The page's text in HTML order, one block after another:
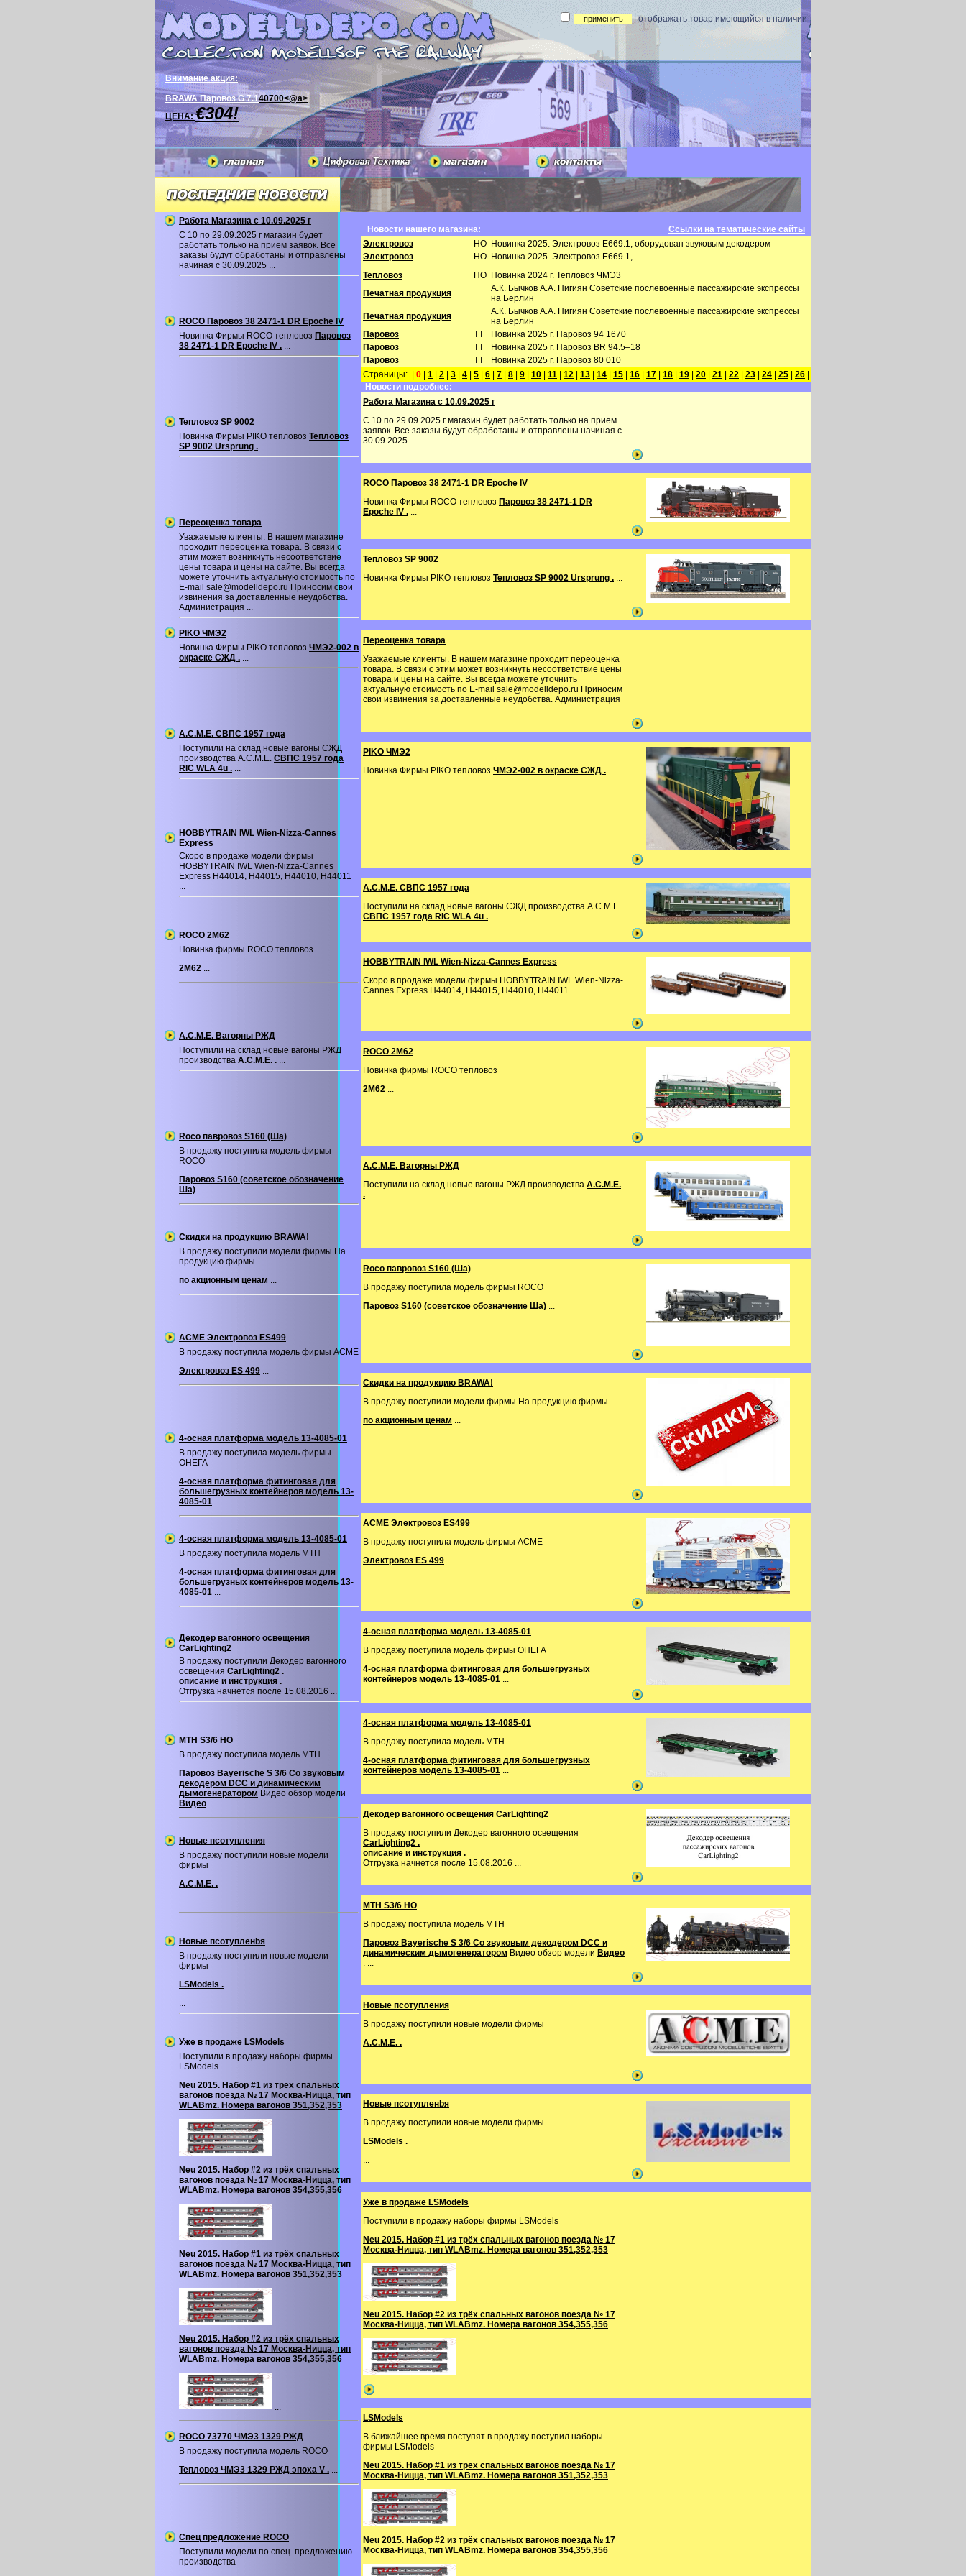
| отображать товар имеющийся в наличии
Внимание акция:
BRAWA Паровоз G 7.140700<@a>
ЦЕНА:€304!
Работа Магазина с 10.09.2025 г
С 10 по 29.09.2025 г магазин будет
работать только на прием заявок. Все
заказы будут обработаны и отправлены
начиная с 30.09.2025 ...
ROCO Паровоз 38 2471-1 DR Epoche IV
Новинка Фирмы ROCO тепловоз Паровоз
38 2471-1 DR Epoche IV . ...
Тепловоз SP 9002
Новинка Фирмы PIKO тепловоз Тепловоз
SP 9002 Ursprung . ...
Переоценка товара
Уважаемые клиенты. В нашем магазине
проходит переоценка товара. В связи с
этим может возникнуть несоответствие
цены товара и цены на сайте. Вы всегда
можете уточнить актуальную стоимость по
E-mail sale@modelldepo.ru Приносим свои
извинения за доставленные неудобства.
Администрация ...
PIKO ЧМЭ2
Новинка Фирмы PIKO тепловоз ЧМЭ2-002 в
окраске СЖД . ...
A.C.M.E. СВПС 1957 года
Поступили на склад новые вагоны СЖД
производства A.C.M.E. СВПС 1957 года
RIC WLA 4u . ...
HOBBYTRAIN IWL Wien-Nizza-Cannes
Express
Скоро в продаже модели фирмы
HOBBYTRAIN IWL Wien-Nizza-Cannes
Express H44014, H44015, H44010, H44011
...
ROCO 2M62
Новинка фирмы ROCO тепловоз
2М62 ...
A.C.M.E. Вагорны РЖД
Поступили на склад новые вагоны РЖД
производства A.C.M.E. . ...
Roco павровоз S160 (Ша)
В продажу поступила модель фирмы
ROCO
Паровоз S160 (советское обозначение
Ша) ...
Скидки на продукцию BRAWA!
В продажу поступили модели фирмы На
продукцию фирмы
по акционным ценам ...
ACME Электровоз ES499
В продажу поступила модель фирмы ACME
Электровоз ES 499 ...
4-осная платформа модель 13-4085-01
В продажу поступила модель фирмы
ОНЕГА
4-осная платформа фитинговая для
большегрузных контейнеров модель 13-
4085-01 ...
4-осная платформа модель 13-4085-01
В продажу поступила модель MTH
4-осная платформа фитинговая для
большегрузных контейнеров модель 13-
4085-01 ...
Декодер вагонного освещения
CarLighting2
В продажу поступили Декодер вагонного
освещения CarLighting2 .
описание и инструкция .
Отгрузка начнется после 15.08.2016 ...
MTH S3/6 HO
В продажу поступила модель MTH
Паровоз Bayerische S 3/6 Со звуковым
декодером DCC и динамическим
дымогенератором Видео обзор модели
Видео . ...
Новые псотупления
В продажу поступили новые модели
фирмы
A.C.M.E. .
...
Новые псотупленbя
В продажу поступили новые модели
фирмы
LSModels .
...
Уже в продаже LSModels
Поступили в продажу наборы фирмы
LSModels
Neu 2015. Набор #1 из трёх спальных
вагонов поезда № 17 Москва-Ницца, тип
WLABmz. Номера вагонов 351,352,353
Neu 2015. Набор #2 из трёх спальных
вагонов поезда № 17 Москва-Ницца, тип
WLABmz. Номера вагонов 354,355,356
Neu 2015. Набор #1 из трёх спальных
вагонов поезда № 17 Москва-Ницца, тип
WLABmz. Номера вагонов 351,352,353
Neu 2015. Набор #2 из трёх спальных
вагонов поезда № 17 Москва-Ницца, тип
WLABmz. Номера вагонов 354,355,356
ROCO 73770 ЧМЭ3 1329 РЖД
В продажу поступила модель ROCO
Тепловоз ЧМЭ3 1329 РЖД эпоха V . ...
Спец предложение ROCO
Поступили модели по спец. предложению
производства
Новости нашего магазина:
Ссылки на тематические сайты
Электровоз
HO Новинка 2025. Электровоз E669.1, оборудован звуковым декодером
Электровоз
HO Новинка 2025. Электровоз E669.1,
Тепловоз
HO Новинка 2024 г. Тепловоз ЧМЭ3
Печатная продукция
А.К. Бычков А.А. Нигиян Советские послевоенные пассажирские экспрессы
на Берлин
Печатная продукция
А.К. Бычков А.А. Нигиян Советские послевоенные пассажирские экспрессы
на Берлин
Паровоз
TT
Новинка 2025 г. Паровоз 94 1670
Паровоз
TT
Новинка 2025 г. Паровоз BR 94.5–18
Паровоз
TT
Новинка 2025 г. Паровоз 80 010
Страницы: | 0 1 2 3 4 5 6 7 8 9 10 11 12 13 14 15 16 17 18 19 20 21 22 23 24 25 26
Новости подробнее:
Работа Магазина с 10.09.2025 г
С 10 по 29.09.2025 г магазин будет работать только на прием
заявок. Все заказы будут обработаны и отправлены начиная с
30.09.2025 ...
ROCO Паровоз 38 2471-1 DR Epoche IV
Новинка Фирмы ROCO тепловоз Паровоз 38 2471-1 DR
Epoche IV . ...
Тепловоз SP 9002
Новинка Фирмы PIKO тепловоз Тепловоз SP 9002 Ursprung . ...
Переоценка товара
Уважаемые клиенты. В нашем магазине проходит переоценка
товара. В связи с этим может возникнуть несоответствие цены
товара и цены на сайте. Вы всегда можете уточнить
актуальную стоимость по E-mail sale@modelldepo.ru Приносим
свои извинения за доставленные неудобства. Администрация
...
PIKO ЧМЭ2
Новинка Фирмы PIKO тепловоз ЧМЭ2-002 в окраске СЖД . ...
A.C.M.E. СВПС 1957 года
Поступили на склад новые вагоны СЖД производства A.C.M.E.
СВПС 1957 года RIC WLA 4u . ...
HOBBYTRAIN IWL Wien-Nizza-Cannes Express
Скоро в продаже модели фирмы HOBBYTRAIN IWL Wien-Nizza-
Cannes Express H44014, H44015, H44010, H44011 ...
ROCO 2M62
Новинка фирмы ROCO тепловоз
2М62 ...
A.C.M.E. Вагорны РЖД
Поступили на склад новые вагоны РЖД производства A.C.M.E.
. ...
Roco павровоз S160 (Ша)
В продажу поступила модель фирмы ROCO
Паровоз S160 (советское обозначение Ша) ...
Скидки на продукцию BRAWA!
В продажу поступили модели фирмы На продукцию фирмы
по акционным ценам ...
ACME Электровоз ES499
В продажу поступила модель фирмы ACME
Электровоз ES 499 ...
4-осная платформа модель 13-4085-01
В продажу поступила модель фирмы ОНЕГА
4-осная платформа фитинговая для большегрузных
контейнеров модель 13-4085-01 ...
4-осная платформа модель 13-4085-01
В продажу поступила модель MTH
4-осная платформа фитинговая для большегрузных
контейнеров модель 13-4085-01 ...
Декодер вагонного освещения CarLighting2
В продажу поступили Декодер вагонного освещения
CarLighting2 .
описание и инструкция .
Отгрузка начнется после 15.08.2016 ...
MTH S3/6 HO
В продажу поступила модель MTH
Паровоз Bayerische S 3/6 Со звуковым декодером DCC и
динамическим дымогенератором Видео обзор модели Видео
. ...
Новые псотупления
В продажу поступили новые модели фирмы
A.C.M.E. .
...
Новые псотупленbя
В продажу поступили новые модели фирмы
LSModels .
...
Уже в продаже LSModels
Поступили в продажу наборы фирмы LSModels
Neu 2015. Набор #1 из трёх спальных вагонов поезда № 17
Москва-Ницца, тип WLABmz. Номера вагонов 351,352,353
Neu 2015. Набор #2 из трёх спальных вагонов поезда № 17
Москва-Ницца, тип WLABmz. Номера вагонов 354,355,356
LSModels
В ближайшее время поступят в продажу поступил наборы
фирмы LSModels
Neu 2015. Набор #1 из трёх спальных вагонов поезда № 17
Москва-Ницца, тип WLABmz. Номера вагонов 351,352,353
Neu 2015. Набор #2 из трёх спальных вагонов поезда № 17
Москва-Ницца, тип WLABmz. Номера вагонов 354,355,356